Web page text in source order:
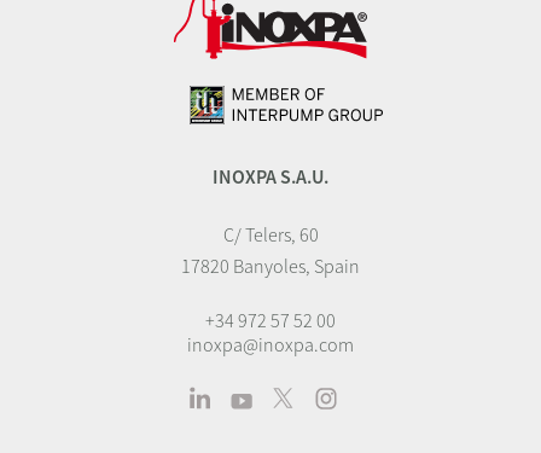
INOXPA S.A.U.
C/ Telers, 60
17820 Banyoles, Spain
+34 972 57 52 00
inoxpa@inoxpa.com